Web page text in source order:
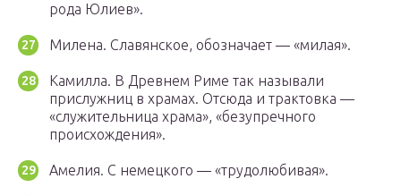
рода Юлиев».
Милена. Славянское, обозначает — «милая».
Камилла. В Древнем Риме так называли
прислужниц в храмах. Отсюда и трактовка —
«служительница храма», «безупречного
происхождения».
Амелия. С немецкого — «трудолюбивая».